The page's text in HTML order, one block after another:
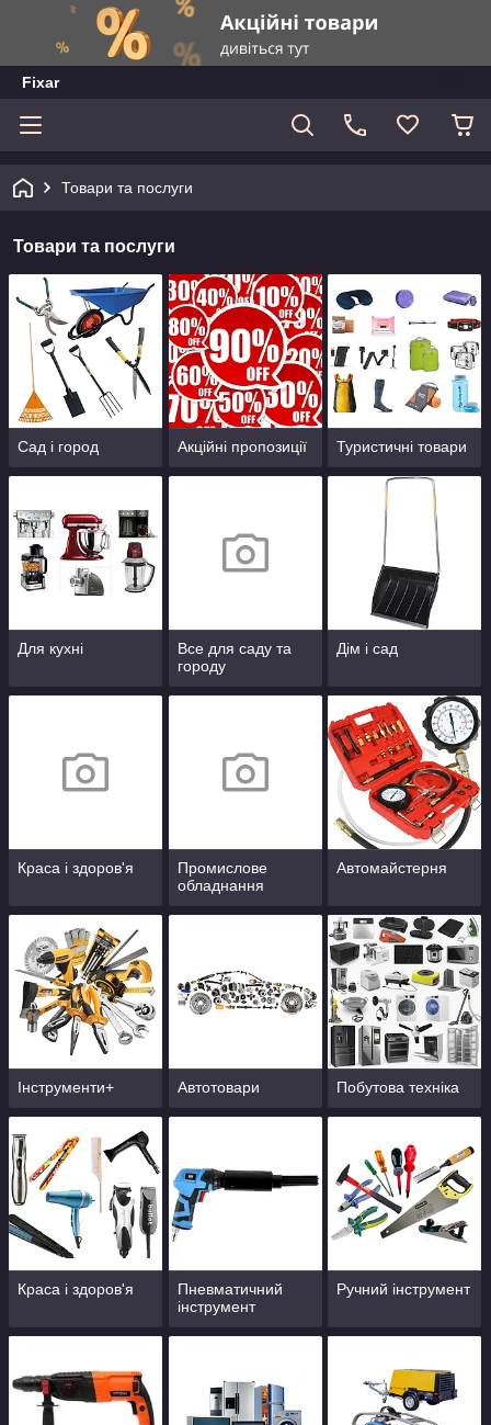
Fixar
Товари та послуги
Товари та послуги
Сад і город Акційні пропозиції Туристичні товари
Для кухні
Все для саду та
городу
Дім і сад
Краса і здоров'я
Промислове
обладнання
Автомайстерня
Інструменти+ Автотовари Побутова техніка
Краса і здоров'я
Пневматичний
інструмент
Ручний інструмент